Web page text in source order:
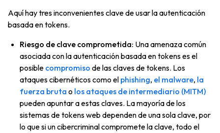
Aquí hay tres inconvenientes clave de usar la autenticación
basada en tokens.
Riesgo de clave comprometida: Una amenaza común
asociada con la autenticación basada en tokens es el
posible compromiso de las claves de tokens. Los
ataques cibernéticos como el phishing, el malware, la
fuerza bruta o los ataques de intermediario (MITM)
pueden apuntar a estas claves. La mayoría de los
sistemas de tokens web dependen de una sola clave, por
lo que si un cibercriminal compromete la clave, todo el